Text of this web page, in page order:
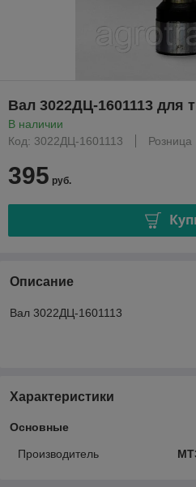
Вал 3022ДЦ-1601113 для
В наличии
Код: 3022ДЦ-1601113
Розница
395 руб.
Описание
Вал 3022ДЦ-1601113
Характеристики
Основные
Производитель